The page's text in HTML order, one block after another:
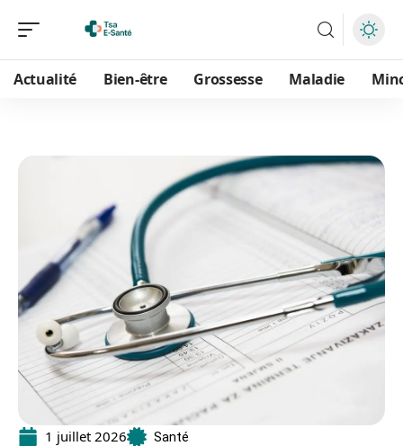
Actualité Bien-être Grossesse Maladie
1 juillet 2026 Santé